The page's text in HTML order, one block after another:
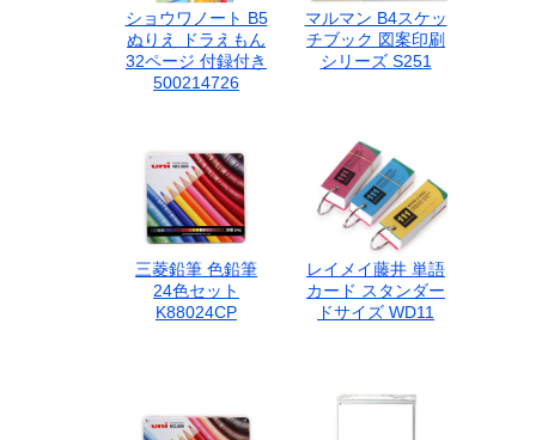
ショウワノート B5
ぬりえ ドラえもん
32ページ 付録付き
500214726
マルマン B4スケッ
チブック 図案印刷
シリーズ S251
三菱鉛筆 色鉛筆
24色セット
K88024CP
レイメイ藤井 単語
カード スタンダー
ドサイズ WD11